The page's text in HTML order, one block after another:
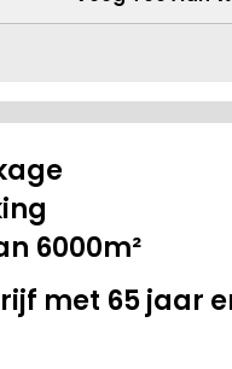
Voor TV-
Hoeveelheid
6000m²
met 65 jaar